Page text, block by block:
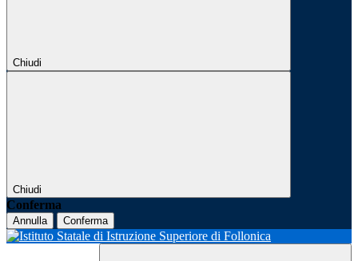
Chiudi
Chiudi
Conferma
Annulla Conferma